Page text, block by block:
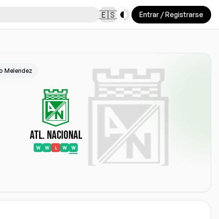
🇪🇸 Toggle theme
Entrar / Registrarse
Melendez
Atl. Nacional
W W L W W